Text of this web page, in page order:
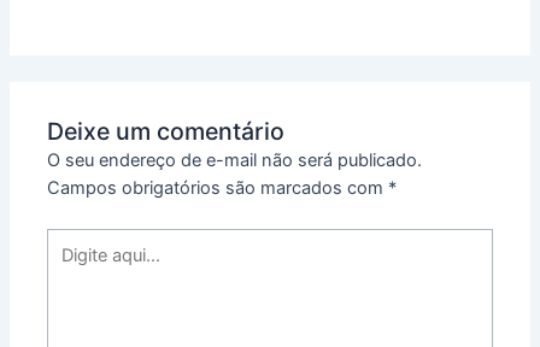
Deixe um comentário
O seu endereço de e-mail não será publicado.
Campos obrigatórios são marcados com *
aqui...